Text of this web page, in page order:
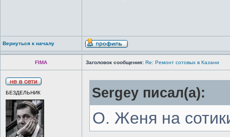
Вернуться к началу
FIMA Заголовок сообщения: Re: Ремонт сотовых в Казани
БЕЗДЕЛЬНИК Sergey писал(а):
О. Женя на